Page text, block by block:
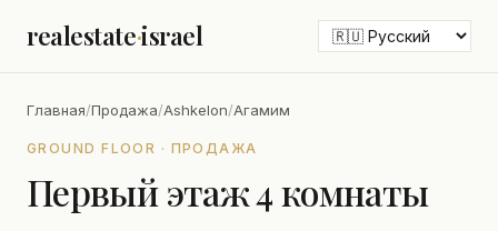
realestate·israel
Главная/Продажа/Ashkelon/Агамим
GROUND FLOOR · ПРОДАЖА
Первый этаж 4 комнаты